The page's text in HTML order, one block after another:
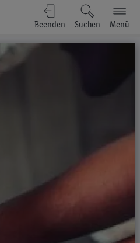
Beenden Suchen Menü